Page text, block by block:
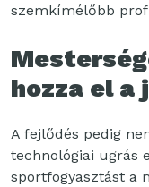
szemkímélőbb
hozza el a
A fejlődés pedig
technológiai ugrás
sportfogyasztást a